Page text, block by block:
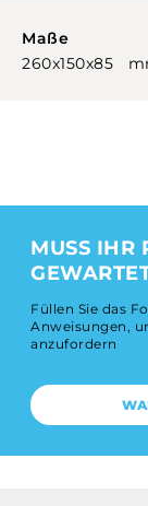
Maße
260x150x85
MUSS IHR
Füllen Sie das
Anweisungen,
anzufordern